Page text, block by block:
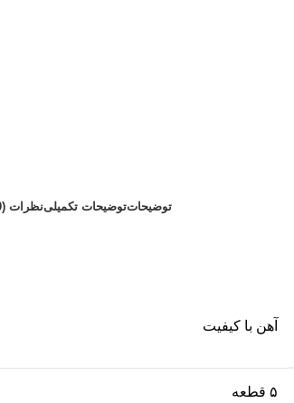
توضیحاتتوضیحات تکمیلینظرات (0)
آهن با کیفیت
۵ قطعه